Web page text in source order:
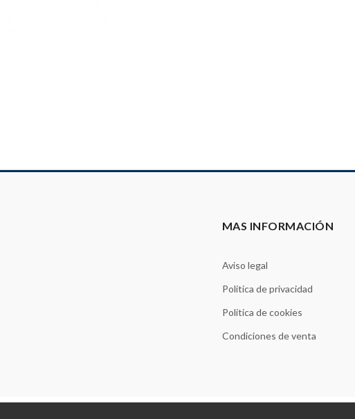
MAS INFORMACIÓN
Aviso legal
Política de privacidad
Política de cookies
Condiciones de venta